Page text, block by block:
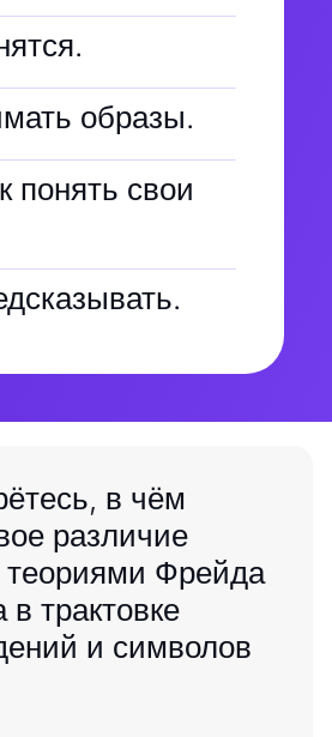
образы.
понять свои
в чём
различие
Фрейда
трактовке
и символов